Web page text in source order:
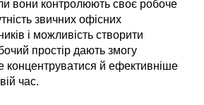
вони контролюють своє робоче
звичних офісних
і можливість створити
простір дають змогу
концентруватися й ефективніше
час.